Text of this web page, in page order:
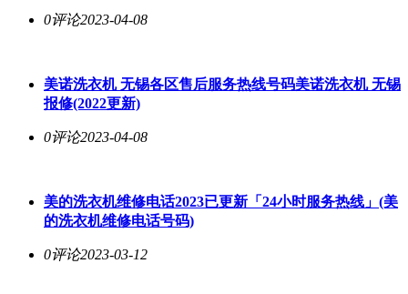
0评论2023-04-08
美诺洗衣机 无锡各区售后服务热线号码美诺洗衣机 无锡
报修(2022更新)
0评论2023-04-08
美的洗衣机维修电话2023已更新「24小时服务热线」(美
的洗衣机维修电话号码)
0评论2023-03-12